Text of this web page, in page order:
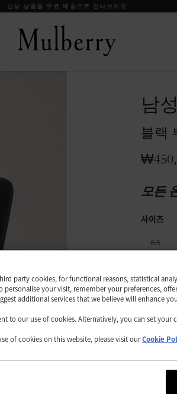
신상 상품을 무료 배송으로 만나보세요
남
블랙
모든
사이즈
8.5
사
이
를
택
상품 설
party cookies, for functional reasons, statistical
personalise your visit, remember your preferences,
additional services that we believe will enhance
to our use of cookies. Alternatively, you can set your
of cookies on this website, please visit ourCookie